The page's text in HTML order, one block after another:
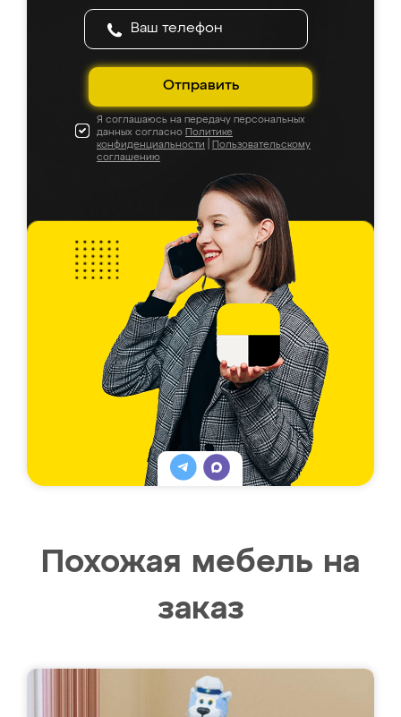
Отправить
Я соглашаюсь на передачу персональных
данных согласно Политике
конфиденциальности
Пользовательскому
соглашению
Похожая мебель на
заказ